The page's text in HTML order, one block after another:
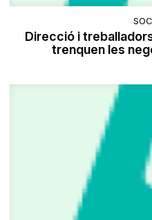
Direcció i
trenquen les